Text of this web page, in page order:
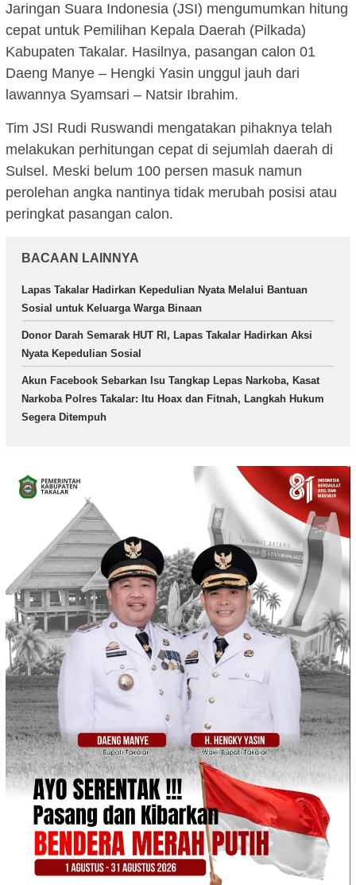
Jaringan Suara Indonesia (JSI) mengumumkan hitung
cepat untuk Pemilihan Kepala Daerah (Pilkada)
Kabupaten Takalar. Hasilnya, pasangan calon 01
Daeng Manye – Hengki Yasin unggul jauh dari
lawannya Syamsari – Natsir Ibrahim.
Tim JSI Rudi Ruswandi mengatakan pihaknya telah
melakukan perhitungan cepat di sejumlah daerah di
Sulsel. Meski belum 100 persen masuk namun
perolehan angka nantinya tidak merubah posisi atau
peringkat pasangan calon.
BACAAN LAINNYA
Lapas Takalar Hadirkan Kepedulian Nyata Melalui Bantuan
Sosial untuk Keluarga Warga Binaan
Donor Darah Semarak HUT RI, Lapas Takalar Hadirkan Aksi
Nyata Kepedulian Sosial
Akun Facebook Sebarkan Isu Tangkap Lepas Narkoba, Kasat
Narkoba Polres Takalar: Itu Hoax dan Fitnah, Langkah Hukum
Segera Ditempuh